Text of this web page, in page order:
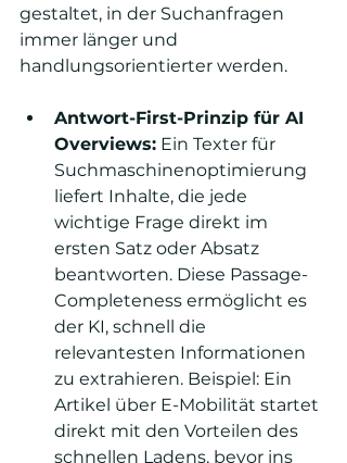
gestaltet, in der Suchanfragen
immer länger und
handlungsorientierter werden.
Antwort-First-Prinzip für AI
Overviews: Ein Texter für
Suchmaschinenoptimierung
liefert Inhalte, die jede
wichtige Frage direkt im
ersten Satz oder Absatz
beantworten. Diese Passage-
Completeness ermöglicht es
der KI, schnell die
relevantesten Informationen
zu extrahieren. Beispiel: Ein
Artikel über E-Mobilität startet
direkt mit den Vorteilen des
schnellen Ladens, bevor ins